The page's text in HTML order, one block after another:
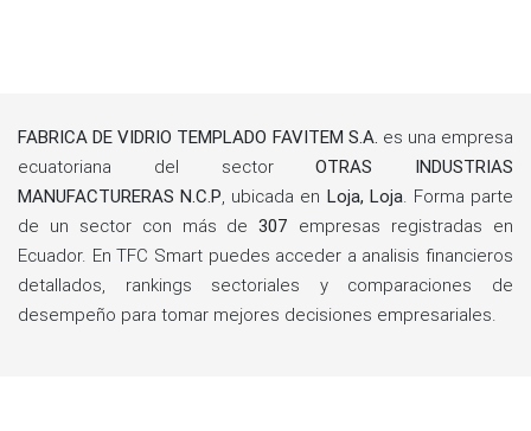
FABRICA DE VIDRIO TEMPLADO FAVITEM S.A. es una empresa
ecuatoriana del sectorOTRAS INDUSTRIAS
MANUFACTURERAS N.C.P, ubicada en Loja, Loja. Forma parte
de un sector con más de307 empresas registradas en
Ecuador. En TFC Smart puedes acceder a analisis financieros
detallados, rankings sectoriales y comparaciones de
desempeño para tomar mejores decisiones empresariales.